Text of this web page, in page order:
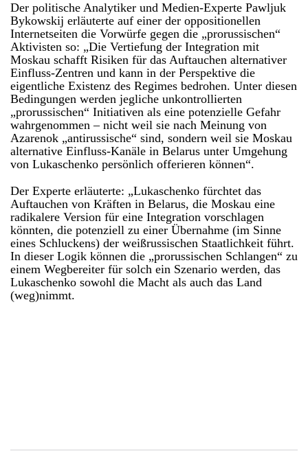
Der politische Analytiker und Medien-Experte Pawljuk
Bykowskij erläuterte auf einer der oppositionellen
Internetseiten die Vorwürfe gegen die „prorussischen“
Aktivisten so: „Die Vertiefung der Integration mit
Moskau schafft Risiken für das Auftauchen alternativer
Einfluss-Zentren und kann in der Perspektive die
eigentliche Existenz des Regimes bedrohen. Unter diesen
Bedingungen werden jegliche unkontrollierten
„prorussischen“ Initiativen als eine potenzielle Gefahr
wahrgenommen – nicht weil sie nach Meinung von
Azarenok „antirussische“ sind, sondern weil sie Moskau
alternative Einfluss-Kanäle in Belarus unter Umgehung
von Lukaschenko persönlich offerieren können“.
Der Experte erläuterte: „Lukaschenko fürchtet das
Auftauchen von Kräften in Belarus, die Moskau eine
radikalere Version für eine Integration vorschlagen
könnten, die potenziell zu einer Übernahme (im Sinne
eines Schluckens) der weißrussischen Staatlichkeit führt.
In dieser Logik können die „prorussischen Schlangen“ zu
einem Wegbereiter für solch ein Szenario werden, das
Lukaschenko sowohl die Macht als auch das Land
(weg)nimmt.